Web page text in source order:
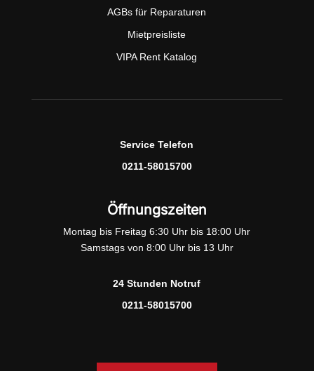
AGBs für Reparaturen
Mietpreisliste
VIPA Rent Katalog
Service Telefon
0211-58015700
Öffnungszeiten
Montag bis Freitag 6:30 Uhr bis 18:00 Uhr
Samstags von 8:00 Uhr bis 13 Uhr
24 Stunden Notruf
0211-58015700